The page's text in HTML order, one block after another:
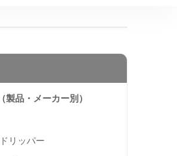
製品・メーカー別）
リッパー